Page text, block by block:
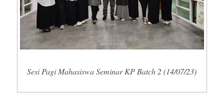
Sesi Pagi Mahasiswa Seminar KP Batch 2 (14/07/23)